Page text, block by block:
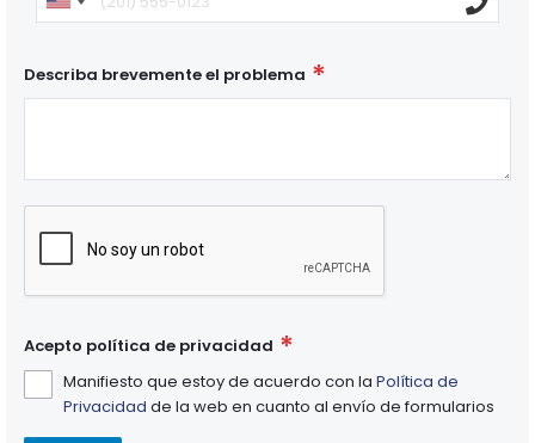
Describa brevemente el problema
Acepto política de privacidad
Manifiesto que estoy de acuerdo con la Política de
Privacidad de la web en cuanto al envío de formularios